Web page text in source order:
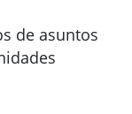
de asuntos